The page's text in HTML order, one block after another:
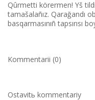
Qûrmettі körermen! Үš
tamašalañız. Qarağandı
basqarmasınıñ tapsırısı
Kommentarii (0)
Ostavitь kommentariy